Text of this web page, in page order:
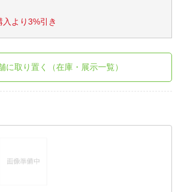
より3%引き
に取り置く（在庫・展示一覧）